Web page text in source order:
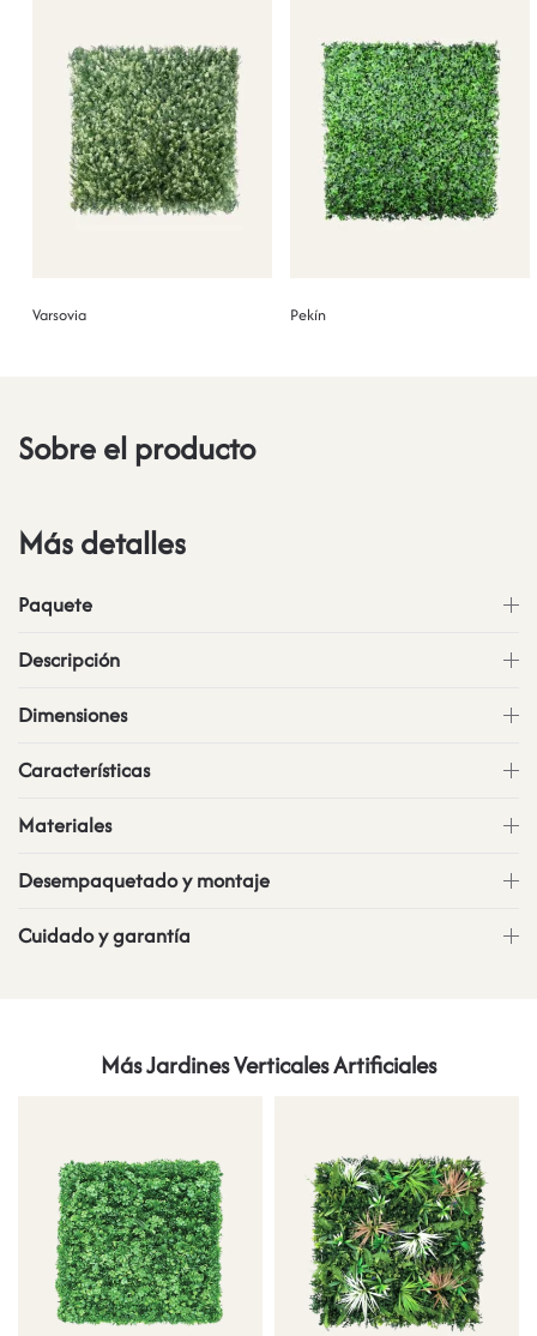
Varsovia Pekín
Sobre el producto
Más detalles
Paquete
Descripción
Dimensiones
Características
Materiales
Desempaquetado y montaje
Cuidado y garantía
Más Jardines Verticales Artificiales